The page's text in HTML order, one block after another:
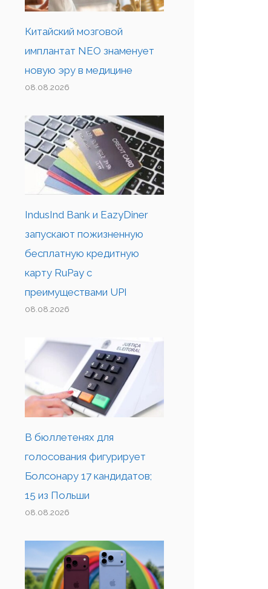
Китайский мозговой
имплантат NEO знаменует
новую эру в медицине
08.08.2026
IndusInd Bank и EazyDiner
запускают пожизненную
бесплатную кредитную
карту RuPay с
преимуществами UPI
08.08.2026
В бюллетенях для
голосования фигурирует
Болсонару 17 кандидатов;
15 из Польши
08.08.2026